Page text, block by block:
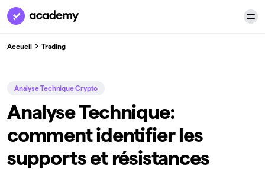
Accueil Trading
Analyse Technique Crypto
Analyse Technique:
comment identifier les
supports et résistances